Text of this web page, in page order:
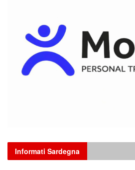
Informati Sardegna